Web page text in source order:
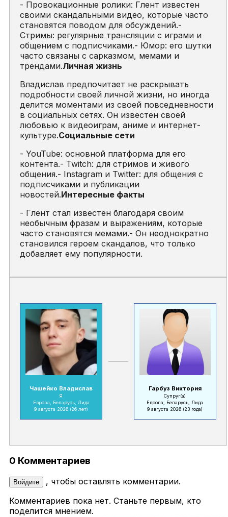
- Провокационные ролики: Глент известен
своими скандальными видео, которые часто
становятся поводом для обсуждений.-
Стримы: регулярные трансляции с играми и
общением с подписчиками.- Юмор: его шутки
часто связаны с сарказмом, мемами и
трендами.Личная жизнь
Владислав предпочитает не раскрывать
подробности своей личной жизни, но иногда
делится моментами из своей повседневности
в социальных сетях. Он известен своей
любовью к видеоиграм, аниме и интернет-
культуре.Социальные сети
- YouTube: основной платформа для его
контента.- Twitch: для стримов и живого
общения.- Instagram и Twitter: для общения с
подписчиками и публикации
новостей.Интересные факты
- Глент стал известен благодаря своим
необычным фразам и выражениям, которые
часто становятся мемами.- Он неоднократно
становился героем скандалов, что только
добавляет ему популярности.
Чашейко Владислав
Я
Европа, Беларусь, Лида
9 августа 2026 (26 лет)
Гарбуз Виктория
Супруг(а)
Европа, Беларусь, Лида
9 августа 2026 (23 года)
0 Комментариев
Войдите
, чтобы оставлять комментарии.
Комментариев пока нет. Станьте первым, кто
поделится мнением.